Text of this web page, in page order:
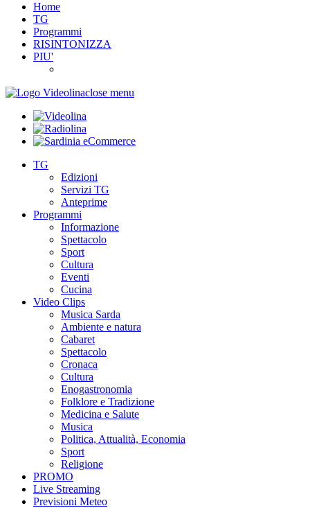
Home
TG
Programmi
RISINTONIZZA
PIU'
close menu
TG
Edizioni
Servizi TG
Anteprime
Programmi
Informazione
Spettacolo
Sport
Cultura
Eventi
Cucina
Video Clips
Musica Sarda
Ambiente e natura
Cabaret
Spettacolo
Cronaca
Cultura
Enogastronomia
Folklore e Tradizione
Medicina e Salute
Musica
Politica, Attualità, Economia
Sport
Religione
PROMO
Live Streaming
Previsioni Meteo